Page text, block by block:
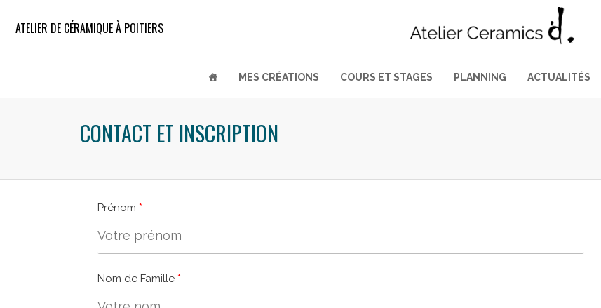
ATELIER DE CÉRAMIQUE À POITIERS
MES CRÉATIONS COURS ET STAGES PLANNING ACTUALITÉS
CONTACT ET INSCRIPTION
Prénom
Nom de Famille